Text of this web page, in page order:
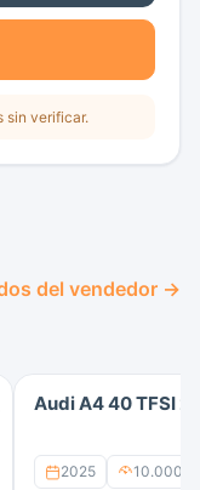
sin verificar.
del vendedor →
Audi A4 40 TFSI
2025 10.000